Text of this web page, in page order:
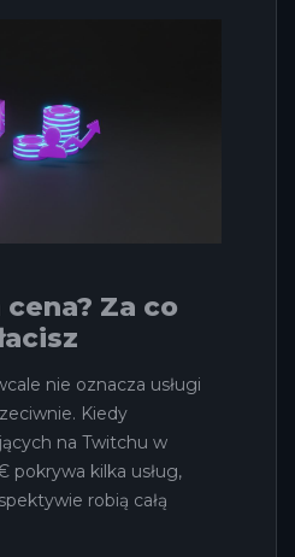
Za co
nie oznacza usługi
Kiedy
na Twitchu w
pokrywa kilka usług,
robią całą